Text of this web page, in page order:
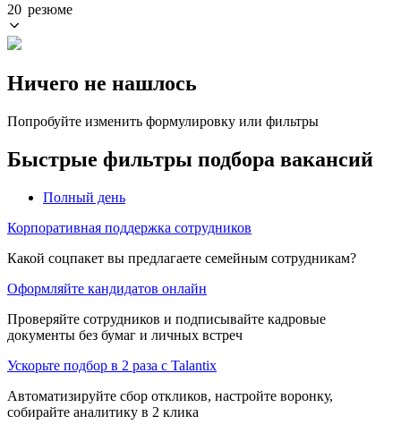
20 резюме
Ничего не нашлось
Попробуйте изменить формулировку или фильтры
Быстрые фильтры подбора вакансий
Полный день
Корпоративная поддержка сотрудников
Какой соцпакет вы предлагаете семейным сотрудникам?
Оформляйте кандидатов онлайн
Проверяйте сотрудников и подписывайте кадровые
документы без бумаг и личных встреч
Ускорьте подбор в 2 раза с Talantix
Автоматизируйте сбор откликов, настройте воронку,
собирайте аналитику в 2 клика